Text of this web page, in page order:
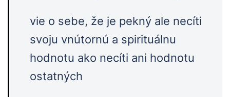
vie o sebe, že je pekný ale necíti
svoju vnútornú a spirituálnu
hodnotu ako necíti ani hodnotu
ostatných